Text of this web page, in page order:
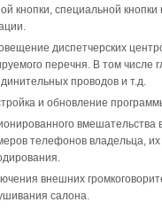
кнопки, специальной
диспетчерских
перечня. В том числе
проводов и т.д.
и обновление
телефонов владельца,
внешних
салона.